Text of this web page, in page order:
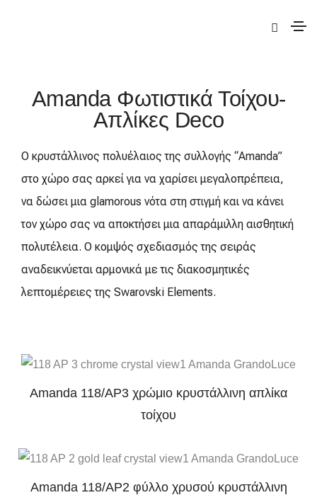
| Amanda Φωτιστικά Τοίχου-Απλίκες
Amanda Φωτιστικά Τοίχου-
Απλίκες Deco
Ο κρυστάλλινος πολυέλαιος της συλλογής “Amanda”
στο χώρο σας αρκεί για να χαρίσει μεγαλοπρέπεια,
να δώσει μια glamorous νότα στη στιγμή και να κάνει
τον χώρο σας να αποκτήσει μια απαράμιλλη αισθητική
πολυτέλεια. Ο κομψός σχεδιασμός της σειράς
αναδεικνύεται αρμονικά με τις διακοσμητικές
λεπτομέρειες της Swarovski Elements.
Amanda 118/AP3 χρώμιο κρυστάλλινη απλίκα
τοίχου
Amanda 118/AP2 φύλλο χρυσού κρυστάλλινη